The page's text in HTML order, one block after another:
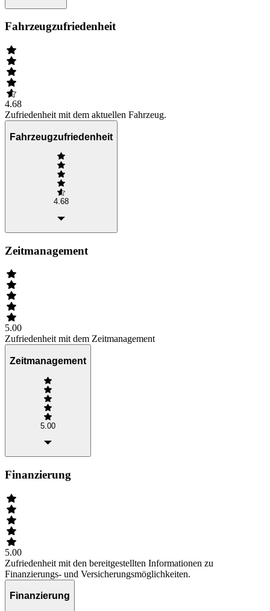
Fahrzeugzufriedenheit
4.68
Zufriedenheit mit dem aktuellen Fahrzeug.
Fahrzeugzufriedenheit
4.68
Zeitmanagement
5.00
Zufriedenheit mit dem Zeitmanagement
Zeitmanagement
5.00
Finanzierung
5.00
Zufriedenheit mit den bereitgestellten Informationen zu
Finanzierungs- und Versicherungsmöglichkeiten.
Finanzierung